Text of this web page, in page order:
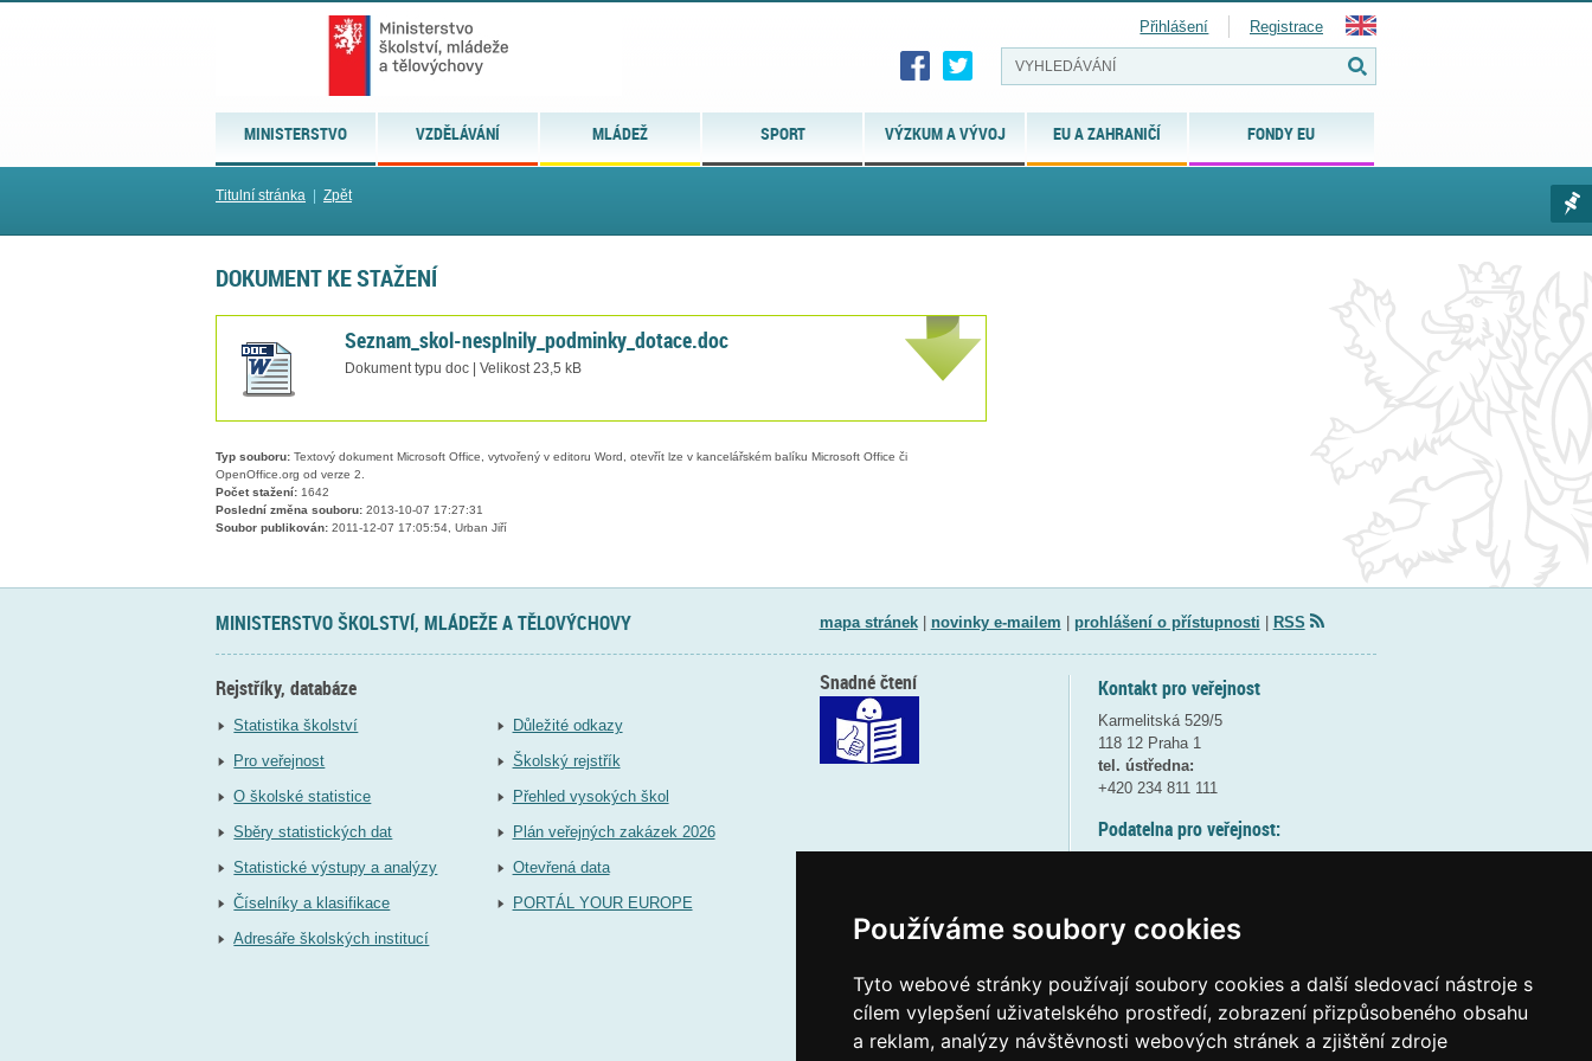
Používáme soubory cookies
Tyto webové stránky používají soubory cookies a další sledovací nástroje s
cílem vylepšení uživatelského prostředí, zobrazení přizpůsobeného obsahu
a reklam, analýzy návštěvnosti webových stránek a zjištění zdroje
MINISTERSTVO VZDĚLÁVÁNÍ MLÁDEŽ SPORT VÝZKUM A VÝVOJ EU A ZAHRANIČÍ FONDY EU
Přihlášení Registrace
Titulní stránka Zpět
DOKUMENT KE STAŽENÍ
Seznam_skol-nesplnily_podminky_dotace.doc
Dokument typu doc | Velikost 23,5 kB
Typ souboru: Textový dokument Microsoft Office, vytvořený v editoru Word, otevřít lze v kancelářském balíku Microsoft Office či
OpenOffice.org od verze 2.
Počet stažení: 1642
Poslední změna souboru: 2013-10-07 17:27:31
Soubor publikován: 2011-12-07 17:05:54, Urban Jiří
MINISTERSTVO ŠKOLSTVÍ, MLÁDEŽE A TĚLOVÝCHOVY mapa stránek| novinky e-mailem prohlášení o přístupnosti RSS
Rejstříky, databáze
Statistika školství
Pro veřejnost
O školské statistice
Sběry statistických dat
Statistické výstupy a analýzy
Číselníky a klasifikace
Adresáře školských institucí
Důležité odkazy
Školský rejstřík
Přehled vysokých škol
Plán veřejných zakázek 2026
Otevřená data
PORTÁL YOUR EUROPE
Kontakt pro veřejnost
Karmelitská 529/5
118 12 Praha 1
tel. ústředna:
+420 234 811 111
Podatelna pro veřejnost:
(více informací
Elektronická podatelna:
posta@msmtgov cz
Snadné čtení